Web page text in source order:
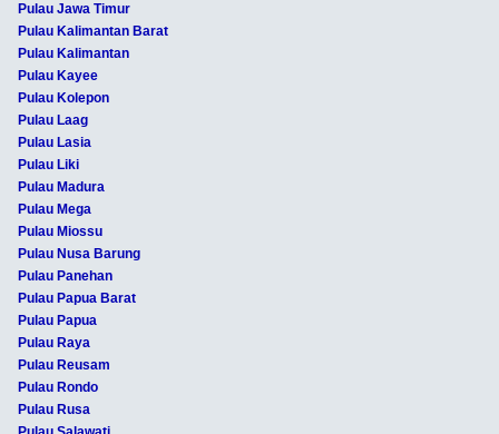
Pulau Jawa Timur
Pulau Kalimantan Barat
Pulau Kalimantan
Pulau Kayee
Pulau Kolepon
Pulau Laag
Pulau Lasia
Pulau Liki
Pulau Madura
Pulau Mega
Pulau Miossu
Pulau Nusa Barung
Pulau Panehan
Pulau Papua Barat
Pulau Papua
Pulau Raya
Pulau Reusam
Pulau Rondo
Pulau Rusa